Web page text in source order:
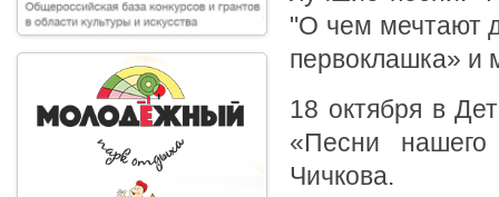
"О чем мечтают
первоклашка» и
18 октября в
«Песни
Чичкова.